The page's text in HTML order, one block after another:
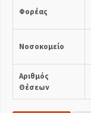
Φορέας
Νοσοκομείο
Αριθμός
Θέσεων